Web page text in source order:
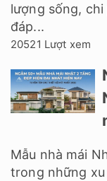
lượng sống,
đáp...
20521 Lượt xem
Mẫu nhà mái
trong những